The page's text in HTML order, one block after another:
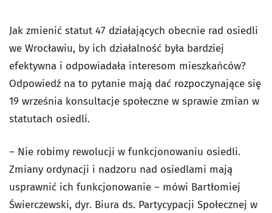
Jak zmienić statut 47 działających obecnie rad osiedli
we Wrocławiu, by ich działalność była bardziej
efektywna i odpowiadała interesom mieszkańców?
Odpowiedź na to pytanie mają dać rozpoczynające się
19 września konsultacje społeczne w sprawie zmian w
statutach osiedli.
– Nie robimy rewolucji w funkcjonowaniu osiedli.
Zmiany ordynacji i nadzoru nad osiedlami mają
usprawnić ich funkcjonowanie – mówi Bartłomiej
Świerczewski, dyr. Biura ds. Partycypacji Społecznej w